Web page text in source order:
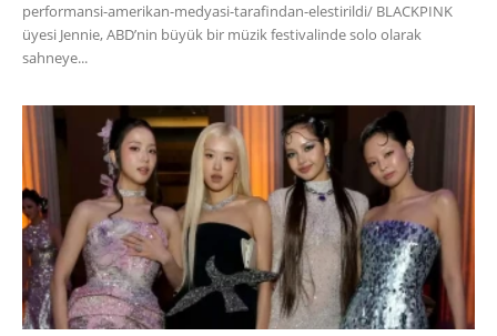
performansi-amerikan-medyasi-tarafindan-elestirildi/ BLACKPINK
üyesi Jennie, ABD’nin büyük bir müzik festivalinde solo olarak
sahneye...